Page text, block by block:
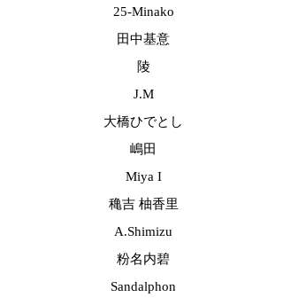
25-Minako
田中基意
陵
J.M
大橋ひでとし
嶋田
Miya I
穐吉 柚香里
A.Shimizu
粉名内碧
Sandalphon